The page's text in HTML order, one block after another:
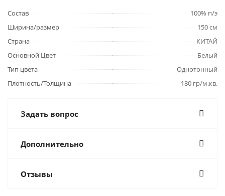
Состав
100% п/э
Ширина/размер
150 см
Страна
КИТАЙ
Основной Цвет
Белый
Тип цвета
Однотонный
Плотность/Толщина
180 гр/м.кв.
Задать вопрос
Дополнительно
Отзывы